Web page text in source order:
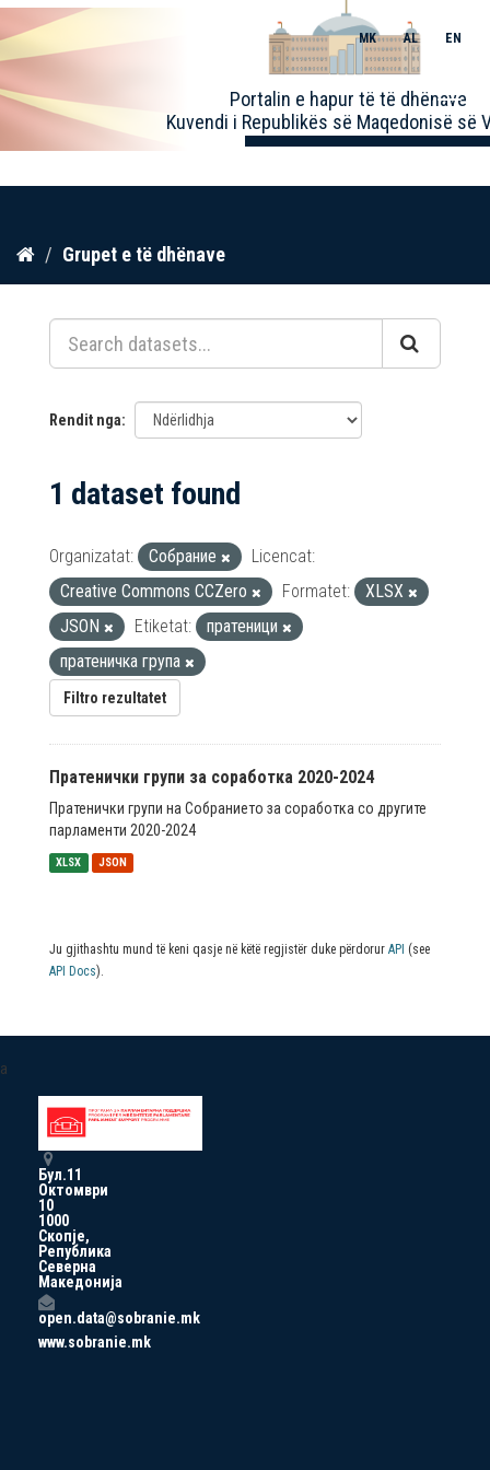
Kalo
përmbajtja
Portalin e hapur të të dhënave
Kuvendi i Republikës së Maqedonisë së
MK AL EN
Toggle
Grupet e të dhënave
Rendit nga
1 dataset found
Organizatat: Собрание
Licencat:
Creative Commons CCZero
Formatet:
XLSX
JSON
Etiketat:
пратеници
пратеничка група
Filtro rezultatet
Пратенички групи за соработка 2020-2024
Пратенички групи на Собранието за соработка со другите
парламенти 2020-2024
XLSX JSON
Ju gjithashtu mund të keni qasje në këtë regjistër duke përdorur API (see
API Docs).
a
Бул.11
Октомври
10
1000
Скопје,
Република
Северна
Македонија
open.data@sobranie.mk
www.sobranie.mk